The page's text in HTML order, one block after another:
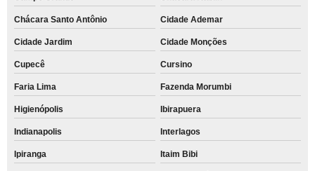
Chácara Santo Antônio Cidade Ademar
Cidade Jardim Cidade Monções
Cupecê Cursino
Faria Lima Fazenda Morumbi
Higienópolis Ibirapuera
Indianapolis Interlagos
Ipiranga Itaim Bibi